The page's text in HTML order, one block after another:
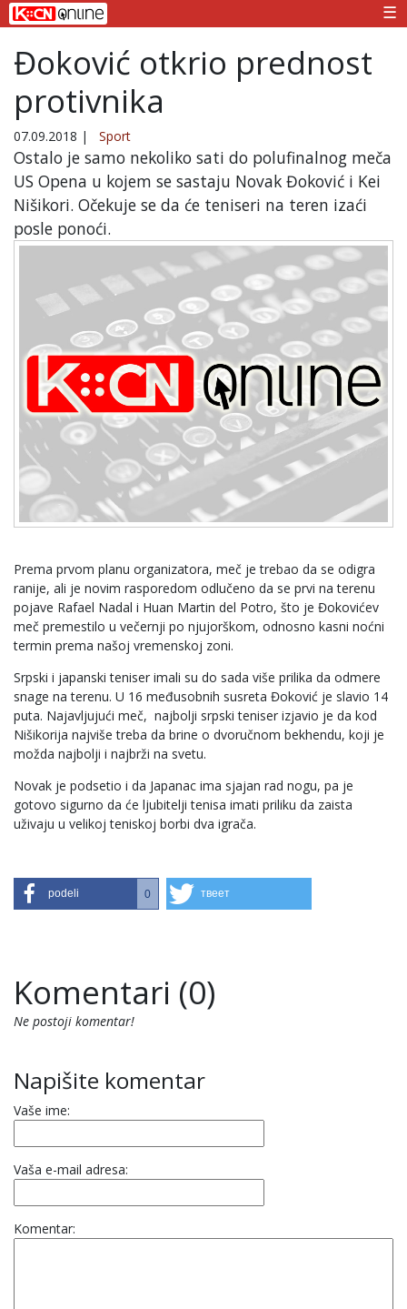
☰
Đoković otkrio prednost
protivnika
07.09.2018 | Sport
Ostalo je samo nekoliko sati do polufinalnog meča
US Opena u kojem se sastaju Novak Đoković i Kei
Nišikori. Očekuje se da će teniseri na teren izaći
posle ponoći.
Prema prvom planu organizatora, meč je trebao da se odigra
ranije, ali je novim rasporedom odlučeno da se prvi na terenu
pojave Rafael Nadal i Huan Martin del Potro, što je Đokovićev
meč premestilo u večernji po njujorškom, odnosno kasni noćni
termin prema našoj vremenskoj zoni.
Srpski i japanski teniser imali su do sada više prilika da odmere
snage na terenu. U 16 međusobnih susreta Đoković je slavio 14
puta. Najavljujući meč, najbolji srpski teniser izjavio je da kod
Nišikorija najviše treba da brine o dvoručnom bekhendu, koji je
možda najbolji i najbrži na svetu.
Novak je podsetio i da Japanac ima sjajan rad nogu, pa je
gotovo sigurno da će ljubitelji tenisa imati priliku da zaista
uživaju u velikoj teniskoj borbi dva igrača.
podeli 0 твеет
Komentari (0)
Ne postoji komentar!
Napišite komentar
Vaše ime:
Vaša e-mail adresa:
Komentar: